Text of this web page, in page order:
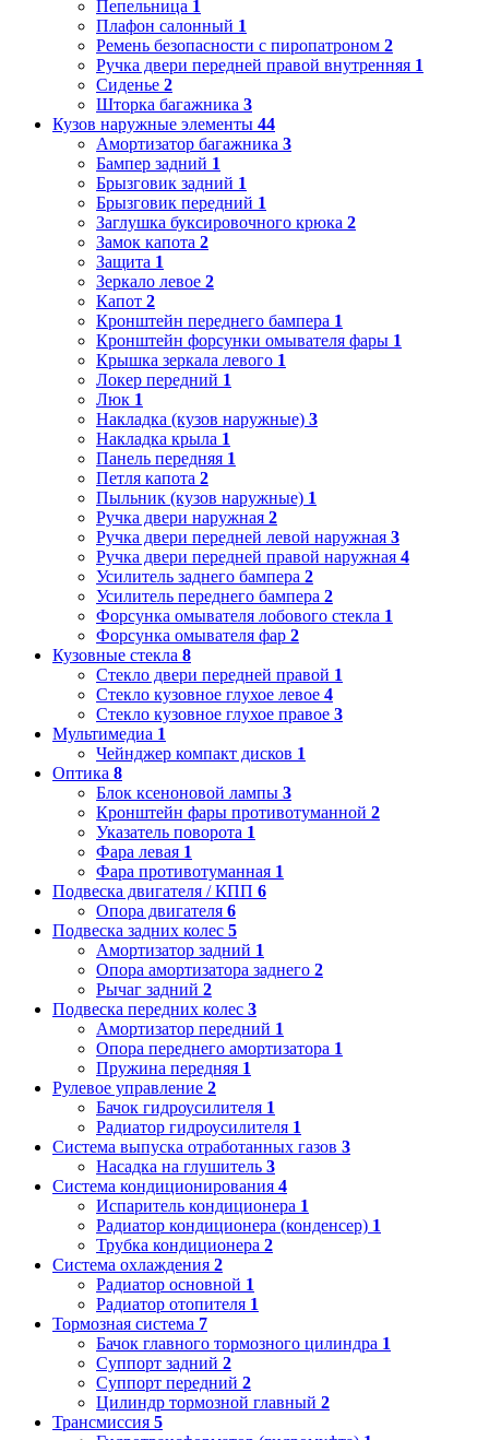
Пепельница 1
Плафон салонный 1
Ремень безопасности с пиропатроном 2
Ручка двери передней правой внутренняя 1
Сиденье 2
Шторка багажника 3
Кузов наружные элементы 44
Амортизатор багажника 3
Бампер задний 1
Брызговик задний 1
Брызговик передний 1
Заглушка буксировочного крюка 2
Замок капота 2
Защита 1
Зеркало левое 2
Капот 2
Кронштейн переднего бампера 1
Кронштейн форсунки омывателя фары 1
Крышка зеркала левого 1
Локер передний 1
Люк 1
Накладка (кузов наружные) 3
Накладка крыла 1
Панель передняя 1
Петля капота 2
Пыльник (кузов наружные) 1
Ручка двери наружная 2
Ручка двери передней левой наружная 3
Ручка двери передней правой наружная 4
Усилитель заднего бампера 2
Усилитель переднего бампера 2
Форсунка омывателя лобового стекла 1
Форсунка омывателя фар 2
Кузовные стекла 8
Стекло двери передней правой 1
Стекло кузовное глухое левое 4
Стекло кузовное глухое правое 3
Мультимедиа 1
Чейнджер компакт дисков 1
Оптика 8
Блок ксеноновой лампы 3
Кронштейн фары противотуманной 2
Указатель поворота 1
Фара левая 1
Фара противотуманная 1
Подвеска двигателя / КПП 6
Опора двигателя 6
Подвеска задних колес 5
Амортизатор задний 1
Опора амортизатора заднего 2
Рычаг задний 2
Подвеска передних колес 3
Амортизатор передний 1
Опора переднего амортизатора 1
Пружина передняя 1
Рулевое управление 2
Бачок гидроусилителя 1
Радиатор гидроусилителя 1
Система выпуска отработанных газов 3
Насадка на глушитель 3
Система кондиционирования 4
Испаритель кондиционера 1
Радиатор кондиционера (конденсер) 1
Трубка кондиционера 2
Система охлаждения 2
Радиатор основной 1
Радиатор отопителя 1
Тормозная система 7
Бачок главного тормозного цилиндра 1
Суппорт задний 2
Суппорт передний 2
Цилиндр тормозной главный 2
Трансмиссия 5